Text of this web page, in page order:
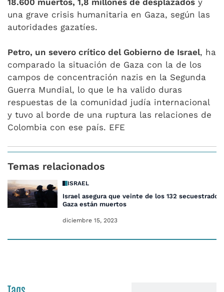
18.600 muertos, 1,8 millones de desplazados y
una grave crisis humanitaria en Gaza, según las
autoridades gazatíes.
Petro, un severo crítico del Gobierno de Israel, ha
comparado la situación de Gaza con la de los
campos de concentración nazis en la Segunda
Guerra Mundial, lo que le ha valido duras
respuestas de la comunidad judía internacional
y tuvo al borde de una ruptura las relaciones de
Colombia con ese país. EFE
Temas relacionados
ISRAEL
Israel asegura que veinte de los 132 secuestrados
Gaza están muertos
diciembre 15, 2023